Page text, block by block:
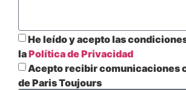
He leído y acepto las
laPolítica de Privacidad
Acepto recibir comunicaciones
de Paris Toujours